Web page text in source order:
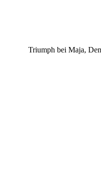
Triumph bei Maja,